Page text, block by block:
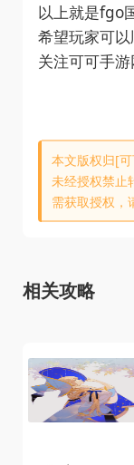
以上就是fgo
希望玩家可
关注可可手游
本文版权归[
未经授权禁止
需获取授权，
相关攻略